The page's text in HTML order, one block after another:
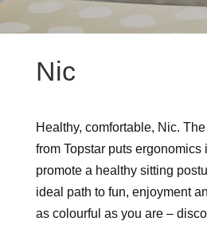
Nic
Healthy, comfortable, Nic.
from Topstar puts ergonomics
promote a healthy sitting
ideal path to fun, enjoyment
as colourful as you are –